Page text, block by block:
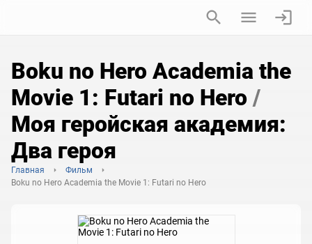
Boku no Hero Academia the
Movie 1: Futari no Hero /
Моя геройская академия:
Два героя
Главная
Фильм
Boku no Hero Academia the Movie 1: Futari no Hero